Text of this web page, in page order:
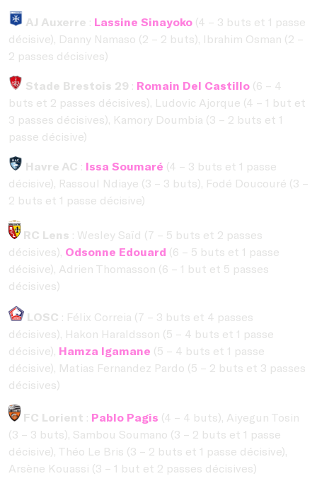
AJ Auxerre : Lassine Sinayoko (4 – 3 buts et 1 passe
décisive), Danny Namaso (2 – 2 buts), Ibrahim Osman (2 –
2 passes décisives)
Stade Brestois 29 : Romain Del Castillo (6 – 4
buts et 2 passes décisives), Ludovic Ajorque (4 – 1 but et
3 passes décisives), Kamory Doumbia (3 – 2 buts et 1
passe décisive)
Havre AC : Issa Soumaré (4 – 3 buts et 1 passe
décisive), Rassoul Ndiaye (3 – 3 buts), Fodé Doucouré (3 –
2 buts et 1 passe décisive)
RC Lens : Wesley Saïd (7 – 5 buts et 2 passes
décisives), Odsonne Edouard (6 – 5 buts et 1 passe
décisive), Adrien Thomasson (6 – 1 but et 5 passes
décisives)
LOSC : Félix Correia (7 – 3 buts et 4 passes
décisives), Hakon Haraldsson (5 – 4 buts et 1 passe
décisive), Hamza Igamane (5 – 4 buts et 1 passe
décisive), Matias Fernandez Pardo (5 – 2 buts et 3 passes
décisives)
FC Lorient : Pablo Pagis (4 – 4 buts), Aiyegun Tosin
(3 – 3 buts), Sambou Soumano (3 – 2 buts et 1 passe
décisive), Théo Le Bris (3 – 2 buts et 1 passe décisive),
Arsène Kouassi (3 – 1 but et 2 passes décisives)